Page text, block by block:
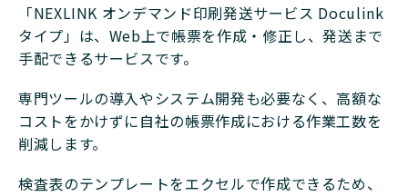
「NEXLINK オンデマンド印刷発送サービス Doculink
タイプ」は、Web上で帳票を作成・修正し、発送まで
手配できるサービスです。
専門ツールの導入やシステム開発も必要なく、高額な
コストをかけずに自社の帳票作成における作業工数を
削減します。
検査表のテンプレートをエクセルで作成できるため、